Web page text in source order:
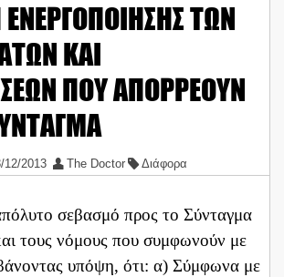
ΤΩΝ
ΚΑΙ
ΠΟΥ ΑΠΟΡΡΕΟΥΝ
12/2013 The Doctor Διάφορα
σεβασμό προς το Σύνταγμα
τους νόμους που συμφωνούν με
υπόψη, ότι: α) Σύμφωνα με